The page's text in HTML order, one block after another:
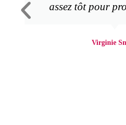
assez tôt pour
Virginie